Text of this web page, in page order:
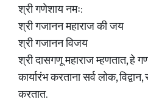
श्री गणेशाय नमः:
श्री गजानन महाराज की जय
श्री गजानन विजय
श्री दासगणू महाराज म्हणतात, हे
कार्यारंभ करताना सर्व लोक,
करतात.